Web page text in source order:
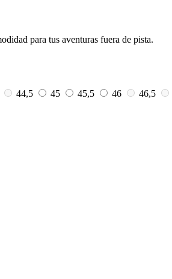
para tus aventuras fuera de pista.
44,5 45 45,5 46
46,5